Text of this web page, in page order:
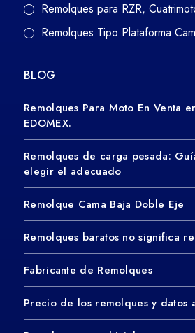
Remolques para RZR,
Remolques Tipo Plataforma
BLOG
Remolques Para Moto En Venta
EDOMEX.
Remolques de carga pesada:
elegir el adecuado
Remolque Cama Baja Doble Eje
Remolques baratos no significa
Fabricante de Remolques
Precio de los remolques y datos